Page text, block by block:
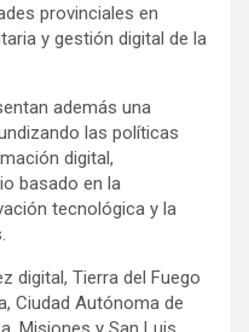
provinciales en
y gestión digital de la
además una
las políticas
digital,
basado en la
tecnológica y la
digital, Tierra del Fuego
Ciudad Autónoma de